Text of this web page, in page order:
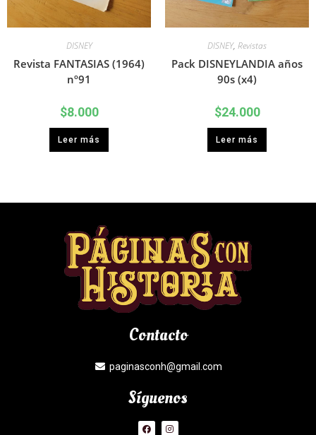
DISNEY
Revista FANTASIAS (1964)
nº91
$8.000
Leer más
DISNEY, Revistas
Pack DISNEYLANDIA años
90s (x4)
$24.000
Leer más
Contacto
paginasconh@gmail.com
Síguenos